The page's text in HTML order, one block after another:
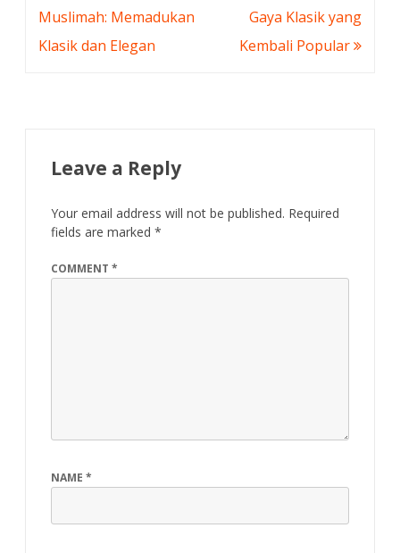
navigation
Muslimah: Memadukan
Klasik dan Elegan
Gaya Klasik yang
Kembali Popular
Leave a Reply
Your email address will not be published. Required
fields are marked *
COMMENT *
NAME *